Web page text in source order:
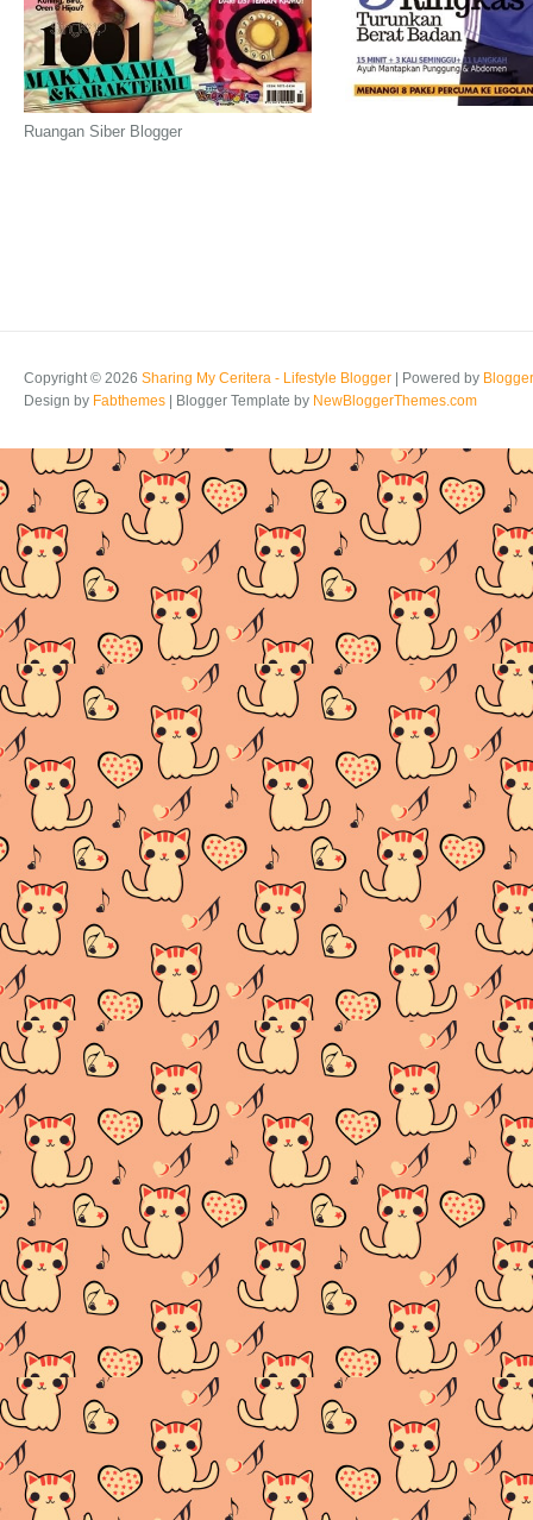
Ruangan Siber Blogger
Copyright © 2026 Sharing My Ceritera - Lifestyle Blogger | Powered by Blogger
Design by Fabthemes | Blogger Template by NewBloggerThemes.com